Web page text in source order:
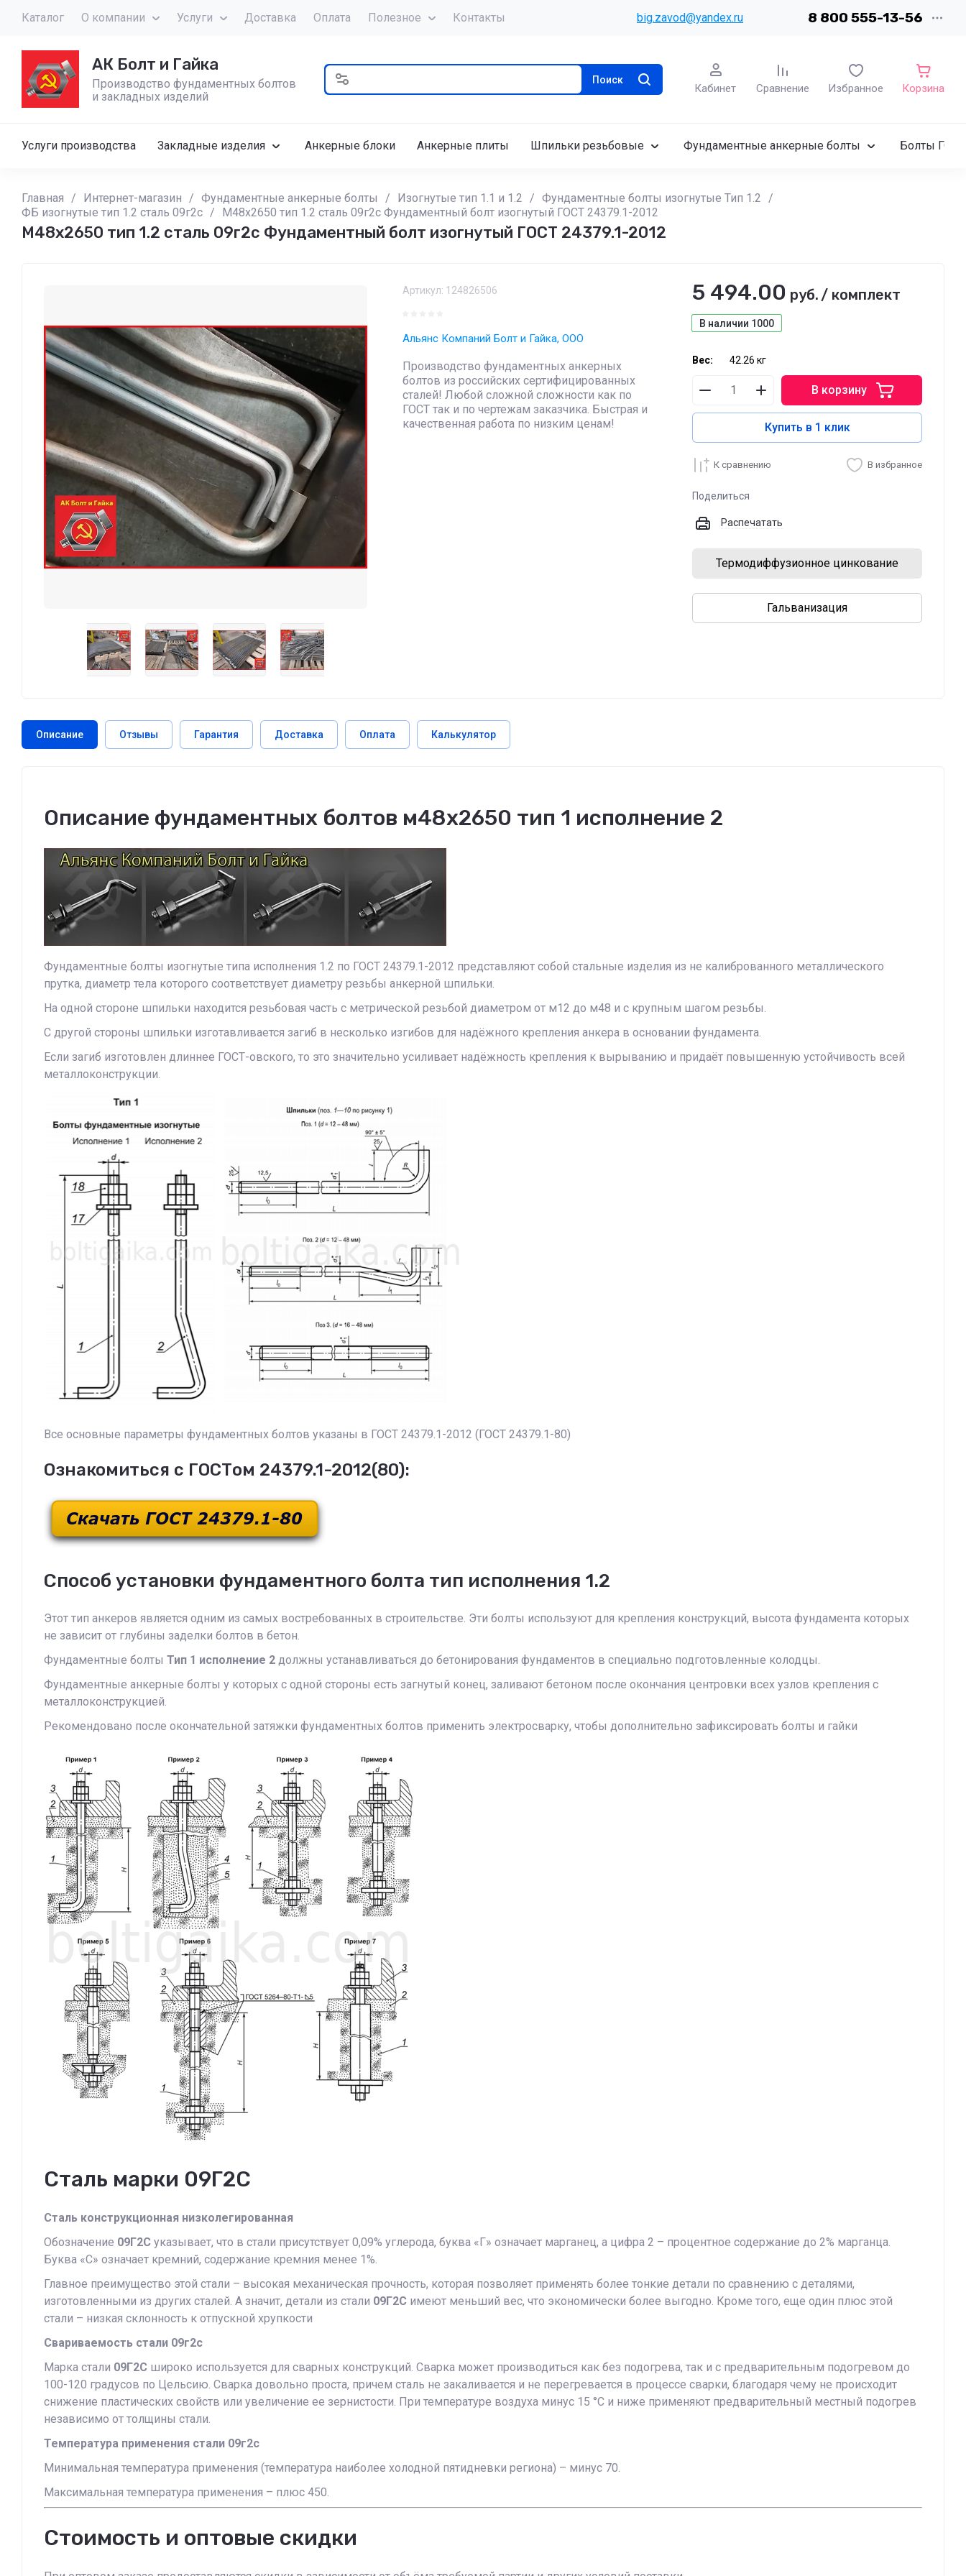
Каталог О компании Услуги Доставка Оплата Полезное Контакты big.zavod@yandex.ru 8 800 555-13-56
АК Болт и Гайка
Производство фундаментных болтов
и закладных изделий
Поиск
Кабинет Сравнение Избранное Корзина
Услуги производства Закладные изделия Анкерные блоки Анкерные плиты Шпильки резьбовые Фундаментные анкерные болты Болты
Главная / Интернет-магазин / Фундаментные анкерные болты / Изогнутые тип 1.1 и 1.2 / Фундаментные болты изогнутые Тип 1.2 /
ФБ изогнутые тип 1.2 сталь 09г2с / М48x2650 тип 1.2 сталь 09г2с Фундаментный болт изогнутый ГОСТ 24379.1-2012
М48x2650 тип 1.2 сталь 09г2с Фундаментный болт изогнутый ГОСТ 24379.1-2012
Артикул: 124826506
Альянс Компаний Болт и Гайка, ООО
Производство фундаментных анкерных
болтов из российских сертифицированных
сталей! Любой сложной сложности как по
ГОСТ так и по чертежам заказчика. Быстрая и
качественная работа по низким ценам!
В наличии 1000
5 494.00 руб. / комплект
Вес: 42.26 кг
В корзину
Купить в 1 клик
К сравнению В избранное
Поделиться
Распечатать
Термодиффузионное цинкование
Гальванизация
Описание Отзывы Гарантия Доставка Оплата Калькулятор
Описание фундаментных болтов м48х2650 тип 1 исполнение 2
Фундаментные болты изогнутые типа исполнения 1.2 по ГОСТ 24379.1-2012 представляют собой стальные изделия из не калиброванного металлического
прутка, диаметр тела которого соответствует диаметру резьбы анкерной шпильки.
На одной стороне шпильки находится резьбовая часть с метрической резьбой диаметром от м12 до м48 и с крупным шагом резьбы.
С другой стороны шпильки изготавливается загиб в несколько изгибов для надёжного крепления анкера в основании фундамента.
Если загиб изготовлен длиннее ГОСТ-овского, то это значительно усиливает надёжность крепления к вырыванию и придаёт повышенную устойчивость всей
металлоконструкции.
Все основные параметры фундаментных болтов указаны в ГОСТ 24379.1-2012 (ГОСТ 24379.1-80)
Ознакомиться с ГОСТом 24379.1-2012(80):
Способ установки фундаментного болта тип исполнения 1.2
Этот тип анкеров является одним из самых востребованных в строительстве. Эти болты используют для крепления конструкций, высота фундамента которых
не зависит от глубины заделки болтов в бетон.
Фундаментные болты Тип 1 исполнение 2 должны устанавливаться до бетонирования фундаментов в специально подготовленные колодцы.
Фундаментные анкерные болты у которых с одной стороны есть загнутый конец, заливают бетоном после окончания центровки всех узлов крепления с
металлоконструкцией.
Рекомендовано после окончательной затяжки фундаментных болтов применить электросварку, чтобы дополнительно зафиксировать болты и гайки
Сталь марки 09Г2С
Сталь конструкционная низколегированная
Обозначение 09Г2С указывает, что в стали присутствует 0,09% углерода, буква «Г» означает марганец, а цифра 2 – процентное содержание до 2% марганца.
Буква «С» означает кремний, содержание кремния менее 1%.
Главное преимущество этой стали – высокая механическая прочность, которая позволяет применять более тонкие детали по сравнению с деталями,
изготовленными из других сталей. А значит, детали из стали 09Г2С имеют меньший вес, что экономически более выгодно. Кроме того, еще один плюс этой
стали – низкая склонность к отпускной хрупкости
Свариваемость стали 09г2с
Марка стали 09Г2С широко используется для сварных конструкций. Сварка может производиться как без подогрева, так и с предварительным подогревом до
100-120 градусов по Цельсию. Сварка довольно проста, причем сталь не закаливается и не перегревается в процессе сварки, благодаря чему не происходит
снижение пластических свойств или увеличение ее зернистости. При температуре воздуха минус 15 °С и ниже применяют предварительный местный подогрев
независимо от толщины стали.
Температура применения стали 09г2с
Минимальная температура применения (температура наиболее холодной пятидневки региона) – минус 70.
Максимальная температура применения – плюс 450.
Стоимость и оптовые скидки